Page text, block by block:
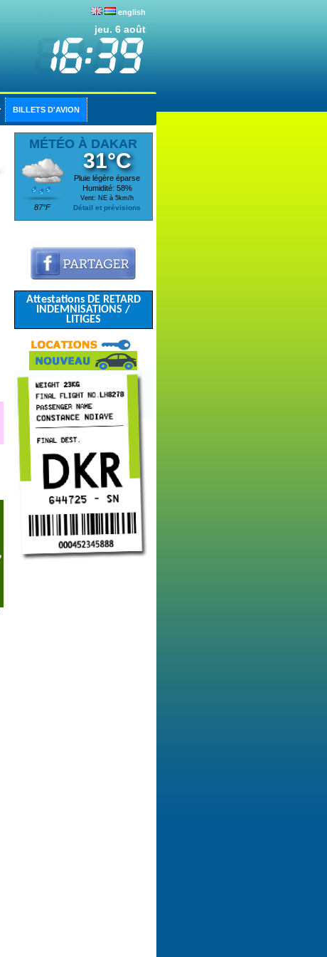
english
jeu. 6 août
BILLETS D'AVION
MÉTÉO À DAKAR
87°F
31°C
Pluie légère éparse
Humidité: 58%
Vent: NE à 5km/h
Détail et prévisions
Attestations DE RETARD
INDEMNISATIONS /
LITIGES